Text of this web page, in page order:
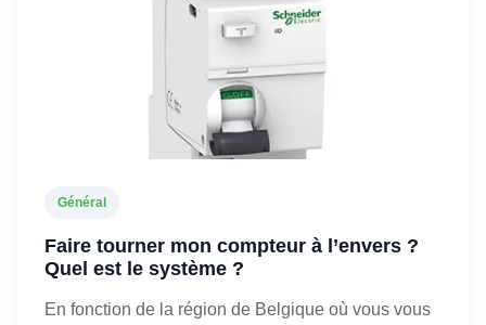
Général
Faire tourner mon compteur à l’envers ?
Quel est le système ?
En fonction de la région de Belgique où vous vous